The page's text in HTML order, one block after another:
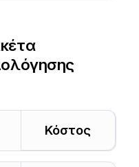
Κόστος